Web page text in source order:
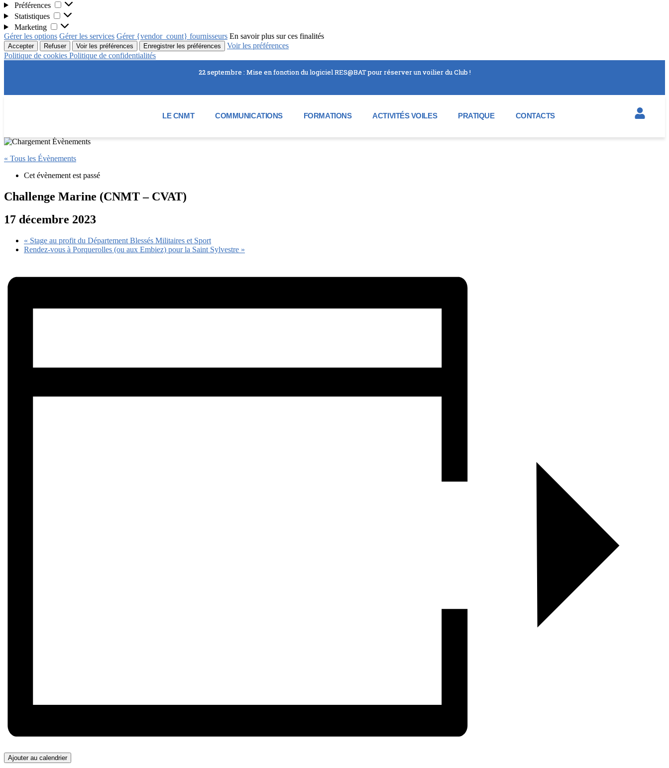
Préférences
Statistiques
Marketing
Gérer les options Gérer les services Gérer {vendor_count} fournisseurs En savoir plus sur ces finalités
Accepter Refuser Voir les préférences Enregistrer les préférences
Voir les préférences
Politique de cookies Politique de confidentialités
22 septembre : Mise en fonction du logiciel RES@BAT pour réserver un voilier du Club !
22 septembre : Mise en fonction du logiciel RES@BAT pour réserver un voilier du Club !
LE CNMT COMMUNICATIONS FORMATIONS ACTIVITÉS VOILES PRATIQUE CONTACTS
« Tous les Évènements
Cet évènement est passé
Challenge Marine (CNMT – CVAT)
17 décembre 2023
« Stage au profit du Département Blessés Militaires et Sport
Rendez-vous à Porquerolles (ou aux Embiez) pour la Saint Sylvestre »
Ajouter au calendrier